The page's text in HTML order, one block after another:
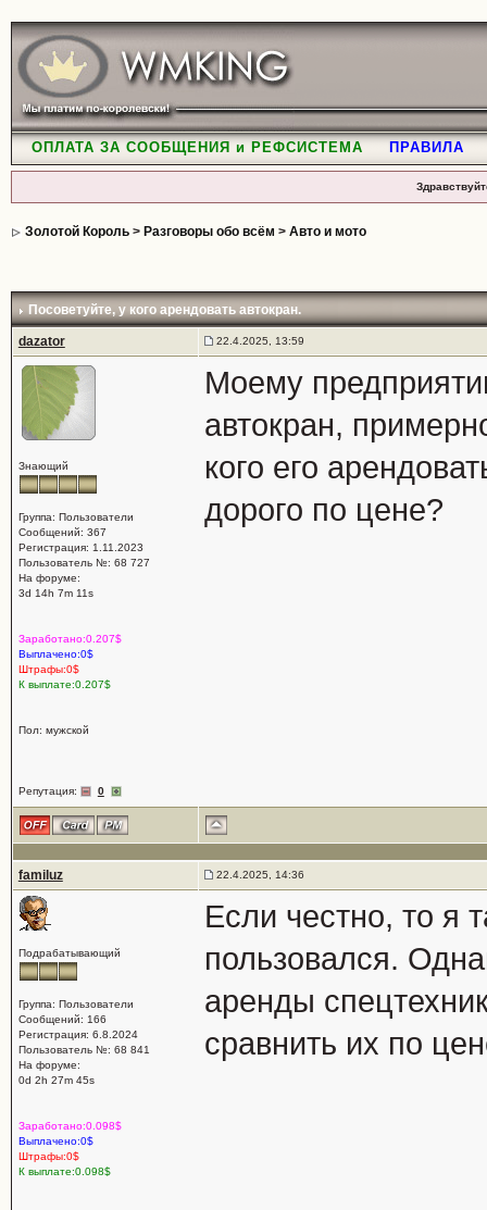
ОПЛАТА ЗА СООБЩЕНИЯ и РЕФСИСТЕМА ПРАВИЛА
Золотой Король> Разговоры обо всём > Авто и мото
Посоветуйте, у кого арендовать автокран.
dazator 22.4.2025, 13:59
Знающий
Группа: Пользователи
Сообщений: 367
Регистрация: 1.11.2023
Пользователь №: 68 727
На форуме:
3d 14h 7m 11s
Заработано:0.207$
Выплачено:0$
Штрафы:0$
К выплате:0.207$
Пол: мужской
Репутация: 0
Моему
автокран,
кого его
дорого по цене?
familuz 22.4.2025, 14:36
Подрабатывающий
Группа: Пользователи
Сообщений: 166
Регистрация: 6.8.2024
Пользователь №: 68 841
На форуме:
0d 2h 27m 45s
Заработано:0.098$
Выплачено:0$
Штрафы:0$
К выплате:0.098$
Если честно, то я
пользовался.
аренды
сравнить их по